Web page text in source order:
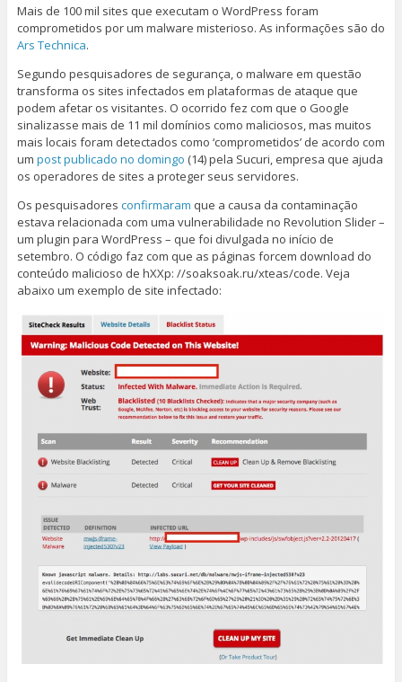
Mais de 100 mil sites que executam o WordPress foram
comprometidos por um malware misterioso. As informações são do
Ars Technica.
Segundo pesquisadores de segurança, o malware em questão
transforma os sites infectados em plataformas de ataque que
podem afetar os visitantes. O ocorrido fez com que o Google
sinalizasse mais de 11 mil domínios como maliciosos, mas muitos
mais locais foram detectados como ‘comprometidos’ de acordo com
um post publicado no domingo (14) pela Sucuri, empresa que ajuda
os operadores de sites a proteger seus servidores.
Os pesquisadores confirmaram que a causa da contaminação
estava relacionada com uma vulnerabilidade no Revolution Slider –
um plugin para WordPress – que foi divulgada no início de
setembro. O código faz com que as páginas forcem download do
conteúdo malicioso de hXXp: //soaksoak.ru/xteas/code. Veja
abaixo um exemplo de site infectado: